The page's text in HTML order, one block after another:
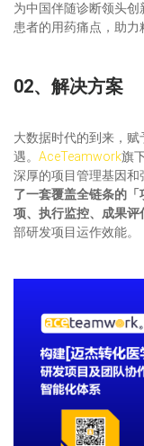
为中国伴随诊断领头
患者的用药痛点，助力
02、解决方案
大数据时代的到来，
遇。 AceTeamwork旗
深厚的项目管理基因
了一套覆盖全链条的「
项、执行监控、成果评
部研发项目运作效能。